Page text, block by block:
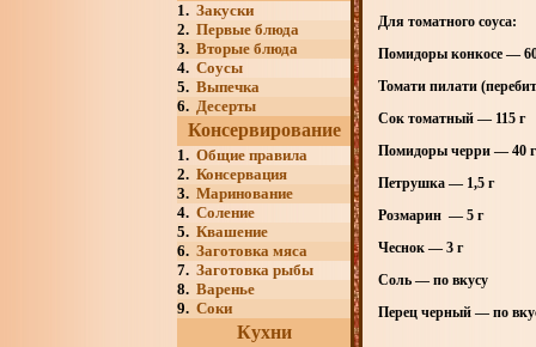
1. Закуски
2. Первые блюда
3. Вторые блюда
4. Соусы
5. Выпечка
6. Десерты
Консервирование
1. Общие правила
2. Консервация
3. Маринование
4. Соление
5. Квашение
6. Заготовка мяса
7. Заготовка рыбы
8. Варенье
9. Соки
Кухни
Для томатного соуса:
Помидоры конкосе — 6
Томати пилати
Сок томатный — 115 г
Помидоры черри — 40 г
Петрушка — 1,5 г
Розмарин — 5 г
Чеснок — 3 г
Соль — по вкусу
Перец черный — по